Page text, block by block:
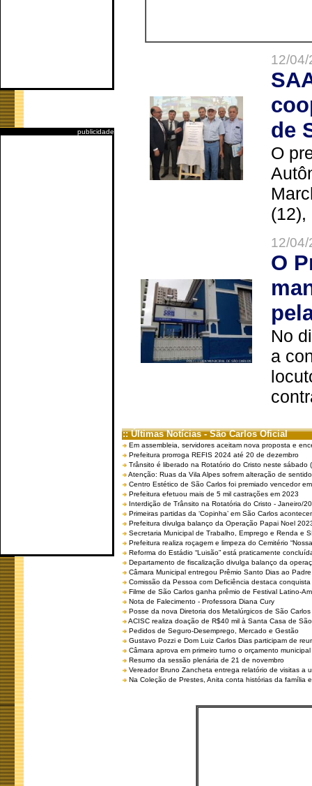
publicidade
12/
de
O
(12),
12/
O
No
a
:: Últimas Notícias - São Carlos Oficial
Em assembleia, servidores aceitam nova proposta e
Prefeitura prorroga REFIS 2024 até 20 de dezembro
Trânsito é liberado na Rotatório do Cristo neste sábado
Atenção: Ruas da Vila Alpes sofrem alteração de
Centro Estético de São Carlos foi premiado vencedor
Prefeitura efetuou mais de 5 mil castrações em 2023
Interdição de Trânsito na Rotatória do Cristo - Janeiro/
Primeiras partidas da ‘Copinha’ em São Carlos
Prefeitura divulga balanço da Operação Papai Noel
Secretaria Municipal de Trabalho, Emprego e Renda e
Prefeitura realiza roçagem e limpeza do Cemitério
Reforma do Estádio “Luisão” está praticamente
Departamento de fiscalização divulga balanço da
Câmara Municipal entregou Prêmio Santo Dias ao
Comissão da Pessoa com Deficiência destaca
Filme de São Carlos ganha prêmio de Festival Latino-
Nota de Falecimento - Professora Diana Cury
Posse da nova Diretoria dos Metalúrgicos de São
ACISC realiza doação de R$40 mil à Santa Casa de
Pedidos de Seguro-Desemprego, Mercado e Gestão
Gustavo Pozzi e Dom Luiz Carlos Dias participam de
Câmara aprova em primeiro turno o orçamento
Resumo da sessão plenária de 21 de novembro
Vereador Bruno Zancheta entrega relatório de visitas a
Na Coleção de Prestes, Anita conta histórias da família